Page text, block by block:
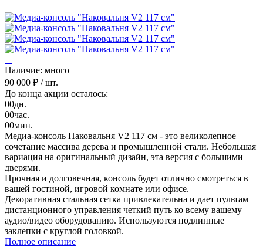
Наличие: много
90 000 ₽ / шт.
До конца акции осталось:
00дн.
00час.
00мин.
Медиа-консоль Наковальня V2 117 см - это великолепное
сочетание массива дерева и промышленной стали. Небольшая
вариация на оригинальный дизайн, эта версия с большими
дверями.
Прочная и долговечная, консоль будет отлично смотреться в
вашей гостиной, игровой комнате или офисе.
Декоративная стальная сетка привлекательна и дает пультам
дистанционного управления четкий путь ко всему вашему
аудио/видео оборудованию. Используются подлинные
заклепки с круглой головкой.
Полное описание